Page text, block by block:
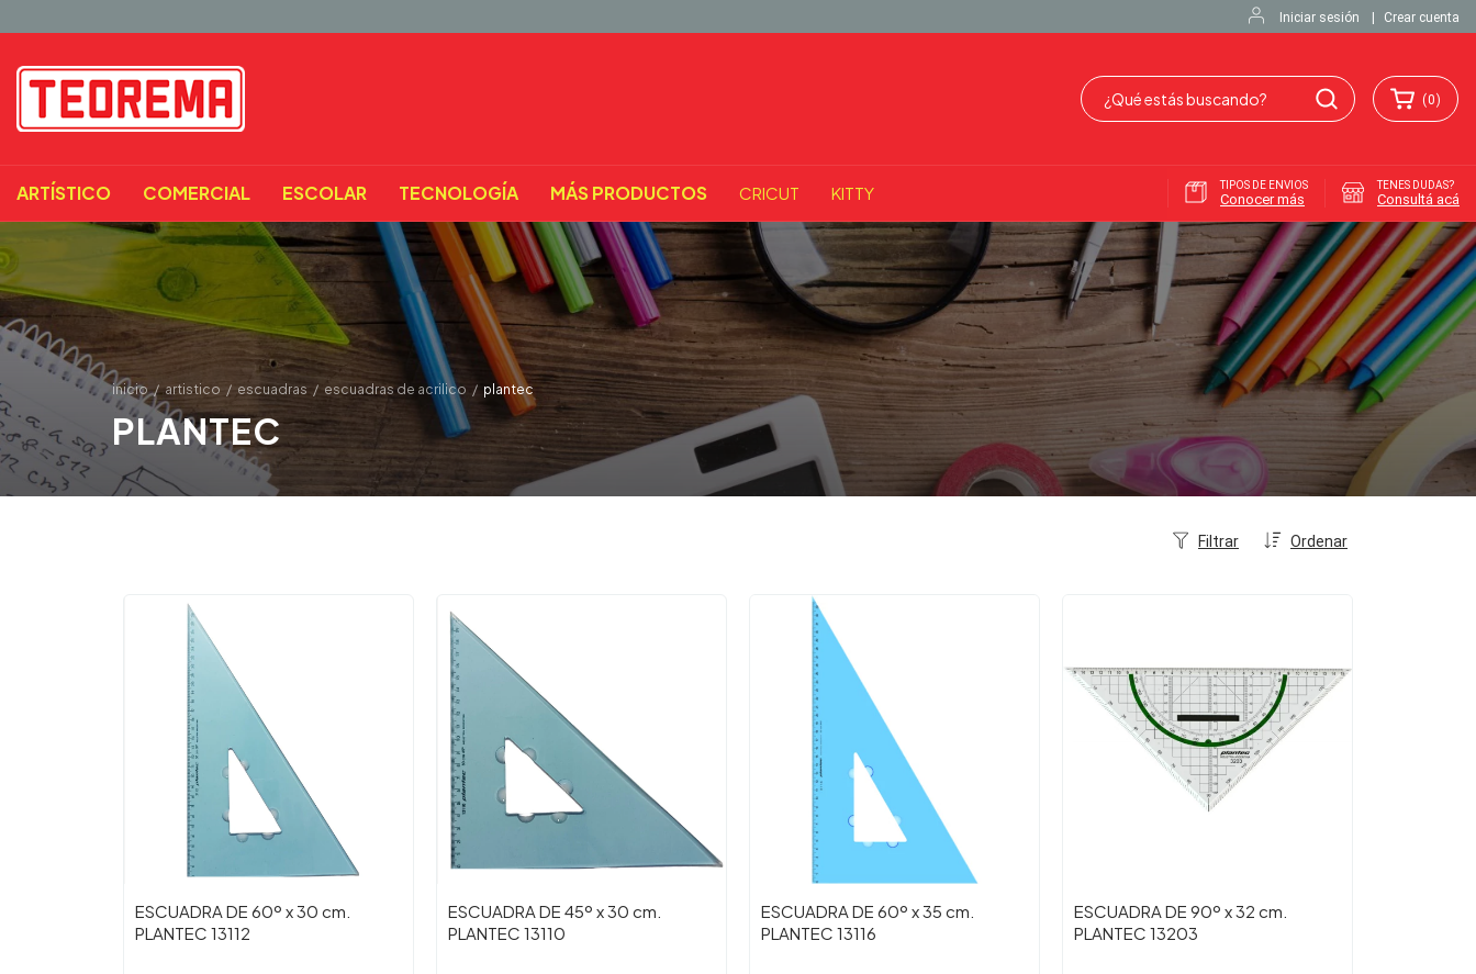
Iniciar sesión Crear cuenta
(0)
ARTÍSTICO COMERCIAL ESCOLAR TECNOLOGÍA MÁS PRODUCTOS CRICUT KITTY TIPOS DE ENVIOS
Conocer más
TENES DUDAS?
Consultá acá
inicio / artistico / escuadras / escuadras de acrilico / plantec
PLANTEC
Ordenar
Filtrar
ESCUADRA DE 60º x 30 cm.
PLANTEC 13112
ESCUADRA DE 45º x 30 cm.
PLANTEC 13110
ESCUADRA DE 60º x 35 cm.
PLANTEC 13116
ESCUADRA DE 90º x 32 cm.
PLANTEC 13203